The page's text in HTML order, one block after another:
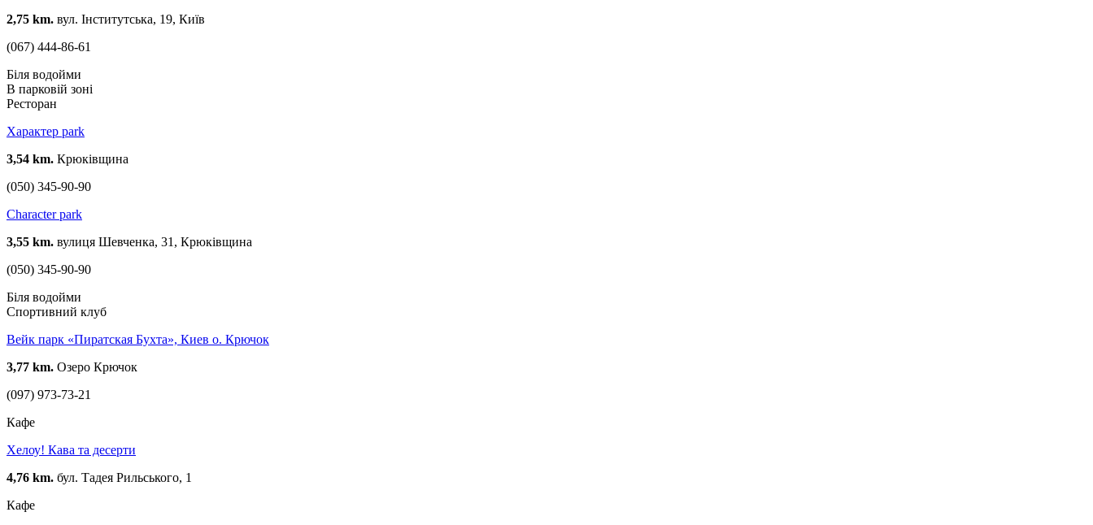
2,75 km. вул. Інститутська, 19, Київ
(067) 444-86-61
Біля водойми
В парковій зоні
Ресторан
Характер park
3,54 km. Крюківщина
(050) 345-90-90
Character park
3,55 km. вулиця Шевченка, 31, Крюківщина
(050) 345-90-90
Біля водойми
Спортивний клуб
Вейк парк «Пиратская Бухта», Киев о. Крючок
3,77 km. Озеро Крючок
(097) 973-73-21
Кафе
Хелоу! Кава та десерти
4,76 km. бул. Тадея Рильського, 1
Кафе